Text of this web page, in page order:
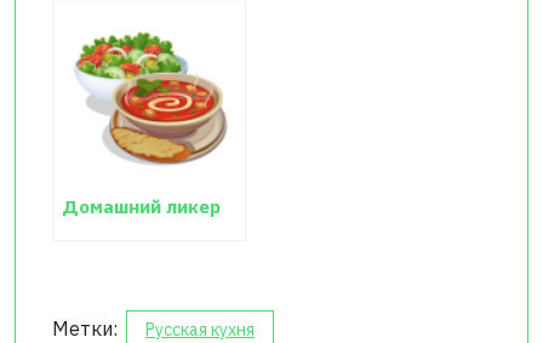
Домашний ликер
Метки: Русская кухня